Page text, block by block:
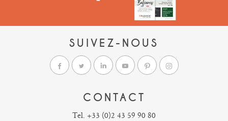
SUIVEZ-NOUS
CONTACT
Tel. +33 (0)2 43 59 90 80